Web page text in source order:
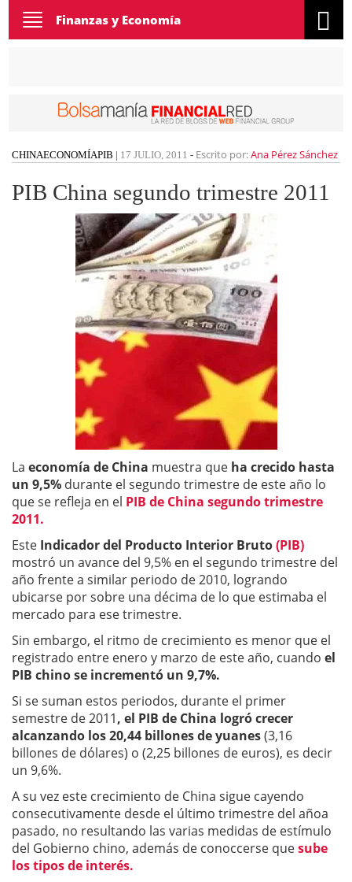
Toggle
navigation
Finanzas y Economía
CHINAECONOMÍAPIB | 17 JULIO, 2011 - Escrito por:Ana Pérez Sánchez
PIB China segundo trimestre 2011
La economía de China muestra que ha crecido hasta
un 9,5% durante el segundo trimestre de este año lo
que se refleja en el PIB de China segundo trimestre
2011.
Este Indicador del Producto Interior Bruto(PIB)
mostró un avance del 9,5% en el segundo trimestre del
año frente a similar periodo de 2010, logrando
ubicarse por sobre una décima de lo que estimaba el
mercado para ese trimestre.
Sin embargo, el ritmo de crecimiento es menor que el
registrado entre enero y marzo de este año, cuando el
PIB chino se incrementó un 9,7%.
Si se suman estos periodos, durante el primer
semestre de 2011, el PIB de China logró crecer
alcanzando los 20,44 billones de yuanes(3,16
billones de dólares) o (2,25 billones de euros), es decir
un 9,6%.
A su vez este crecimiento de China sigue cayendo
consecutivamente desde el último trimestre del añoa
pasado, no resultando las varias medidas de estímulo
del Gobierno chino, además de conoccerse quesube
los tipos de interés.